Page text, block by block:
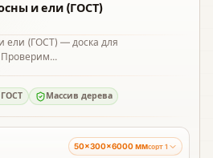
и ели (ГОСТ)
ели (ГОСТ) — доска для
Проверим...
ГОСТ Массив дерева
50×300×6000 ммсорт 1